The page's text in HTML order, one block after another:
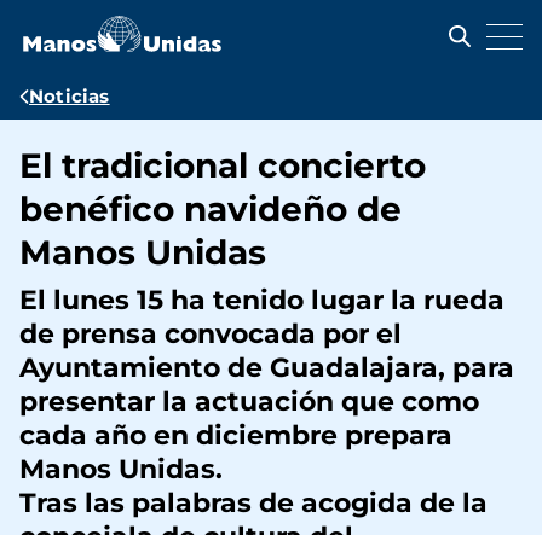
contenido
Ruta
navegación
Noticias
El tradicional concierto
benéfico navideño de
Manos Unidas
El lunes 15 ha tenido lugar la rueda
de prensa convocada por el
Ayuntamiento de Guadalajara, para
presentar la actuación que como
cada año en diciembre prepara
Manos Unidas.
Tras las palabras de acogida de la